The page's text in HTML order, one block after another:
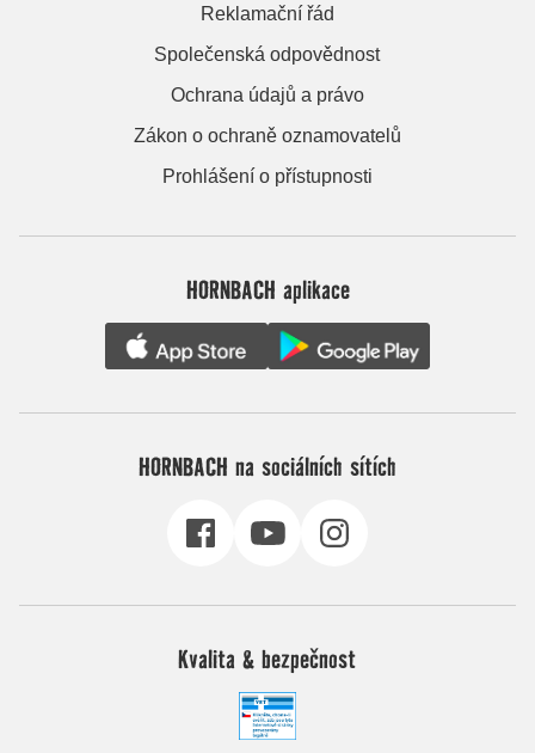
Reklamační řád
Společenská odpovědnost
Ochrana údajů a právo
Zákon o ochraně oznamovatelů
Prohlášení o přístupnosti
HORNBACH aplikace
HORNBACH na sociálních sítích
Kvalita & bezpečnost